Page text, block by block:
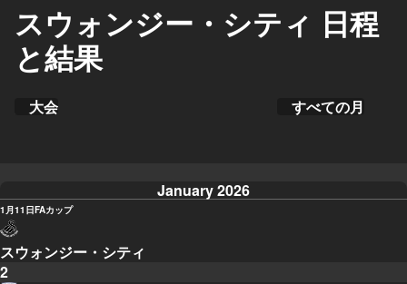
スウォンジー・シティ 日程
と結果
大会 すべての月
January 2026
1月11日FAカップ
スウォンジー・シティ
2